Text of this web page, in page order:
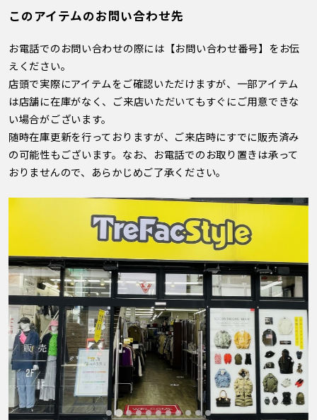
このアイテムのお問い合わせ先
お電話でのお問い合わせの際には【お問い合わせ番号】をお伝
えください。
店頭で実際にアイテムをご確認いただけますが、一部アイテム
は店舗に在庫がなく、ご来店いただいてもすぐにご用意できな
い場合がございます。
随時在庫更新を行っておりますが、ご来店時にすでに販売済み
の可能性もございます。なお、お電話でのお取り置きは承って
おりませんので、あらかじめご了承ください。